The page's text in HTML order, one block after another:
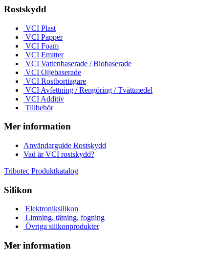
Rostskydd
VCI Plast
VCI Papper
VCI Foam
VCI Emitter
VCI Vattenbaserade / Biobaserade
VCI Oljebaserade
VCI Rostborttagare
VCI Avfettning / Rengöring / Tvättmedel
VCI Additiv
Tillbehör
Mer information
Användarguide Rostskydd
Vad är VCI rostskydd?
Tribotec Produktkatalog
Silikon
Elektroniksilikon
Limning, tätning, fogning
Övriga silikonprodukter
Mer information